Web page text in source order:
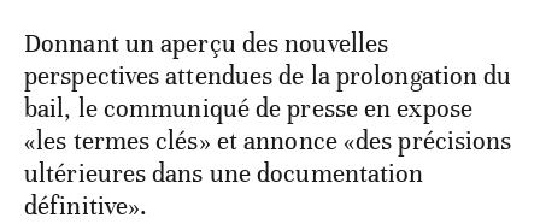
Donnant un aperçu des nouvelles
perspectives attendues de la prolongation du
bail, le communiqué de presse en expose
«les termes clés» et annonce «des précisions
ultérieures dans une documentation
définitive».